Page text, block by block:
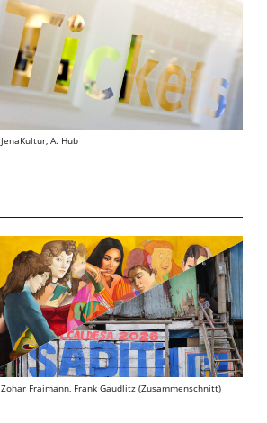
JenaKultur, A. Hub
Zohar Fraimann, Frank Gaudlitz (Zusammenschnitt)